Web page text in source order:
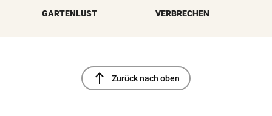
GARTENLUST VERBRECHEN
north Zurück nach oben